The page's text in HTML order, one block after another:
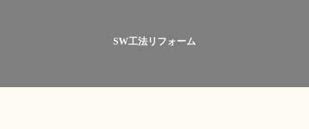
SW工法リフォーム